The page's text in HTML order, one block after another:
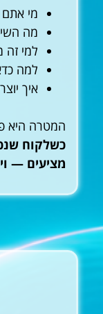
מי אתם
מה
למי זה
למה
איך
המטרה היא
כשלקוח
מציעים —